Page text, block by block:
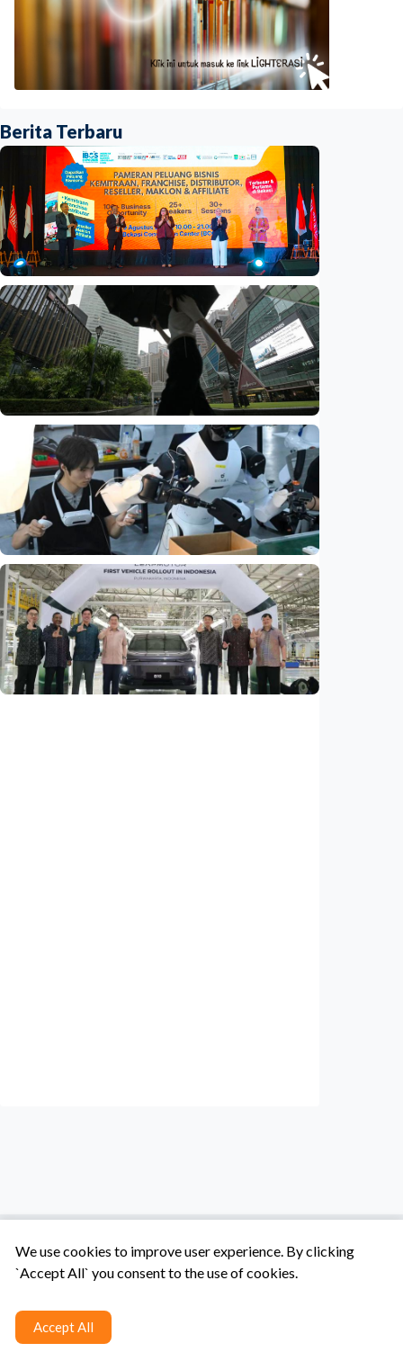
Berita Terbaru
Ekonomi
Mau buka usaha? 100+ ‘brand’ hadir di IBOS
EXPO 2026 Bekasi
Indonesia•09 Aug 2026
Ekonomi
Biaya usaha naik, perusahaan Singapura
justru lirik Indonesia untuk perluas bisnis
Indonesia•07 Aug 2026
Ekonomi
Fokus Berita – Dari Kereta Cepat Jakarta-
Bandung hingga AI, ini alasan citra China
menguat di dunia
Indonesia •07 Aug 2026
We use cookies to improve user experience. By clicking
`Accept All` you consent to the use of cookies.
Accept All